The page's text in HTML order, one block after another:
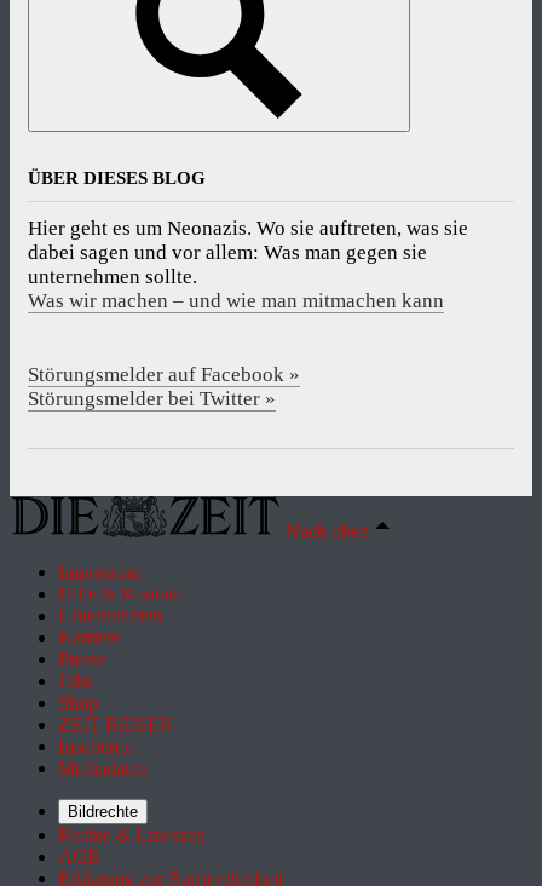
ÜBER DIESES BLOG
Hier geht es um Neonazis. Wo sie auftreten, was sie
dabei sagen und vor allem: Was man gegen sie
unternehmen sollte.
Was wir machen – und wie man mitmachen kann
Störungsmelder auf Facebook »
Störungsmelder bei Twitter »
Nach oben
Impressum
Hilfe & Kontakt
Unternehmen
Karriere
Presse
Jobs
Shop
ZEIT REISEN
Inserieren
Mediadaten
Bildrechte
Rechte & Lizenzen
AGB
Erklärung zur Barrierefreiheit